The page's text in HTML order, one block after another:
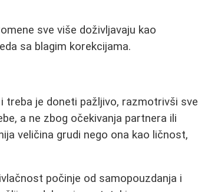
sve više doživljavaju kao
sa blagim korekcijama.
treba je doneti pažljivo, razmotrivši sve
a ne zbog očekivanja partnera ili
veličina grudi nego ona kao ličnost,
počinje od samopouzdanja i